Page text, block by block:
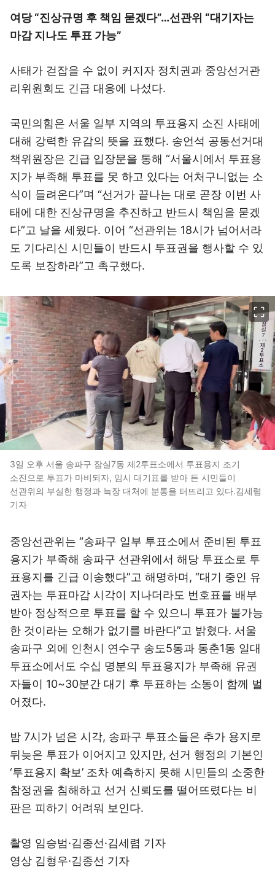
여당 “진상규명 후 책임 묻겠다”…선관위 “대기자는
마감 지나도 투표 가능”
사태가 걷잡을 수 없이 커지자 정치권과 중앙선거관
리위원회도 긴급 대응에 나섰다.
국민의힘은 서울 일부 지역의 투표용지 소진 사태에
대해 강력한 유감의 뜻을 표했다. 송언석 공동선거대
책위원장은 긴급 입장문을 통해 “서울시에서 투표용
지가 부족해 투표를 못 하고 있다는 어처구니없는 소
식이 들려온다”며 “선거가 끝나는 대로 곧장 이번 사
태에 대한 진상규명을 추진하고 반드시 책임을 묻겠
다”고 날을 세웠다. 이어 “선관위는 18시가 넘어서라
도 기다리신 시민들이 반드시 투표권을 행사할 수 있
도록 보장하라”고 촉구했다.
3일 오후 서울 송파구 잠실7동 제2투표소에서 투표용지 조기
소진으로 투표가 마비되자, 임시 대기표를 받아 든 시민들이
선관위의 부실한 행정과 늑장 대처에 분통을 터뜨리고 있다.김세렴
기자
중앙선관위는 “송파구 일부 투표소에서 준비된 투표
용지가 부족해 송파구 선관위에서 해당 투표소로 투
표용지를 긴급 이송했다”고 해명하며, “대기 중인 유
권자는 투표마감 시각이 지나더라도 번호표를 배부
받아 정상적으로 투표를 할 수 있으니 투표가 불가능
한 것이라는 오해가 없기를 바란다”고 밝혔다. 서울
송파구 외에 인천시 연수구 송도5동과 동춘1동 일대
투표소에서도 수십 명분의 투표용지가 부족해 유권
자들이 10~30분간 대기 후 투표하는 소동이 함께 벌
어졌다.
밤 7시가 넘은 시각, 송파구 투표소들은 추가 용지로
뒤늦은 투표가 이어지고 있지만, 선거 행정의 기본인
‘투표용지 확보’ 조차 예측하지 못해 시민들의 소중한
참정권을 침해하고 선거 신뢰도를 떨어뜨렸다는 비
판은 피하기 어려워 보인다.
촬영 임승범·김종선·김세렴 기자
영상 김형우·김종선 기자